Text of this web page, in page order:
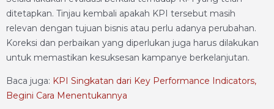
ditetapkan. Tinjau kembali apakah KPI tersebut masih
relevan dengan tujuan bisnis atau perlu adanya perubahan.
Koreksi dan perbaikan yang diperlukan juga harus dilakukan
untuk memastikan kesuksesan kampanye berkelanjutan.
Baca juga: KPI Singkatan dari Key Performance Indicators,
Begini Cara Menentukannya